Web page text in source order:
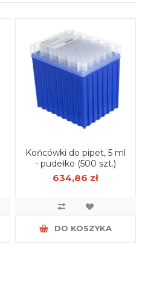
Końcówki do pipet, 5 ml
- pudełko (500 szt.)
634,86 zł
DO KOSZYKA